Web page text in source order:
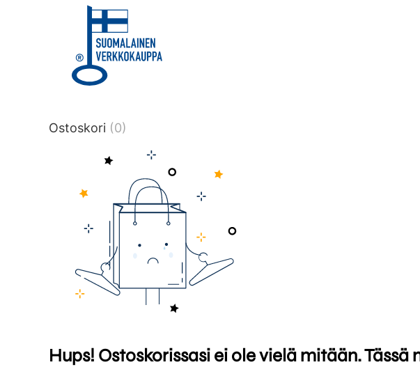
title or content.","post_type":
tmlmvi","meta_query":
data-original-query-vars="[]" data-page="1" data-max-
Ostoskori (0)
Hups! Ostoskorissasi ei ole vielä mitään.